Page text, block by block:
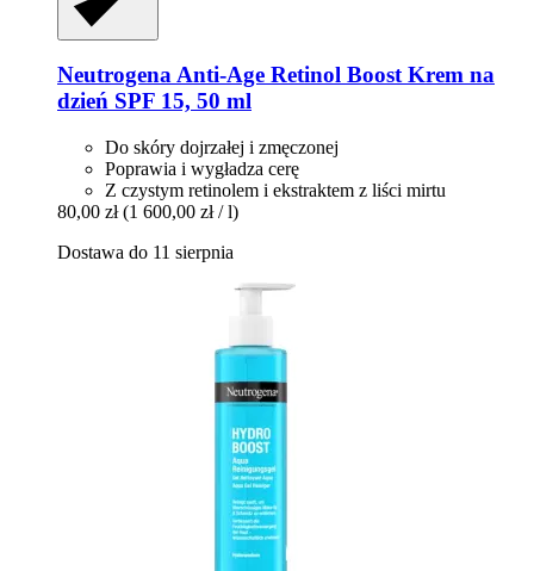
NeutrogenaAnti-​Age Retinol Boost Krem na
dzień SPF 15, 50 ml
Do skóry dojrzałej i zmęczonej
Poprawia i wygładza cerę
Z czystym retinolem i ekstraktem z liści mirtu
80,00 zł (1 600,00 zł / l)
Dostawa do 11 sierpnia